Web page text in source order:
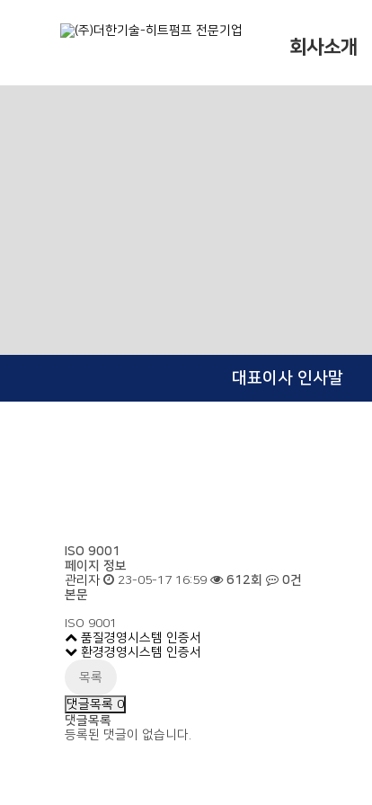
회사소개
대표이사 인사말
ISO 9001
페이지 정보
관리자
23-05-17 16:59 612회
0건
본문
ISO 9001
품질경영시스템 인증서
환경경영시스템 인증서
목록
댓글목록 0
댓글목록
등록된 댓글이 없습니다.